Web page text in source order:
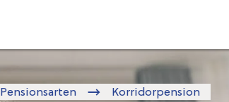
Pensionsarten Korridorpension